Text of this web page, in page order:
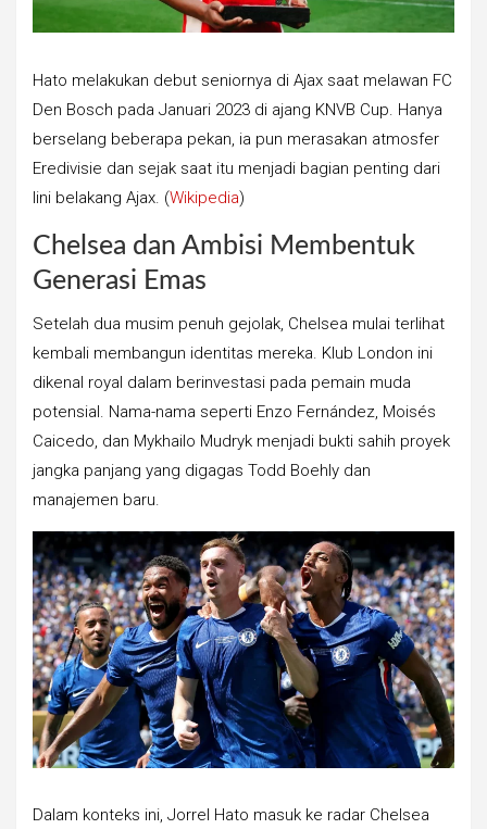
Hato melakukan debut seniornya di Ajax saat melawan FC
Den Bosch pada Januari 2023 di ajang KNVB Cup. Hanya
berselang beberapa pekan, ia pun merasakan atmosfer
Eredivisie dan sejak saat itu menjadi bagian penting dari
lini belakang Ajax. (Wikipedia)
Chelsea dan Ambisi Membentuk
Generasi Emas
Setelah dua musim penuh gejolak, Chelsea mulai terlihat
kembali membangun identitas mereka. Klub London ini
dikenal royal dalam berinvestasi pada pemain muda
potensial. Nama-nama seperti Enzo Fernández, Moisés
Caicedo, dan Mykhailo Mudryk menjadi bukti sahih proyek
jangka panjang yang digagas Todd Boehly dan
manajemen baru.
Dalam konteks ini, Jorrel Hato masuk ke radar Chelsea